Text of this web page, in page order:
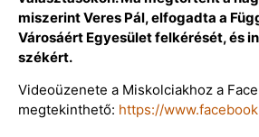
miszerint Veres Pál, elfogadta a
Városáért Egyesület felkérését, és
székért.
Videoüzenete a Miskolciakhoz a
megtekinthető: https://